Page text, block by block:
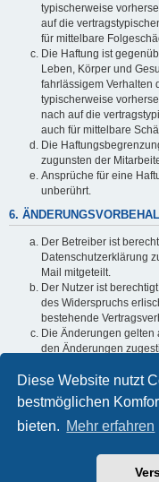
Diese Website nutzt
bestmöglichen
bieten. Mehr erfahren
typischerweise
auf die
für mittelbare
Die Haftung ist
Leben, Körper und
fahrlässigem Verhalten
typischerweise
nach auf die
auch für mittelbare
Die
zugunsten der
Ansprüche für eine
unberührt.
6.
Der Betreiber ist
Datenschutzerklärung
Mail mitgeteilt.
Der Nutzer ist
des Widerspruchs
bestehende
Die Änderungen
den Änderungen
Informationen über den
in der
Powered by